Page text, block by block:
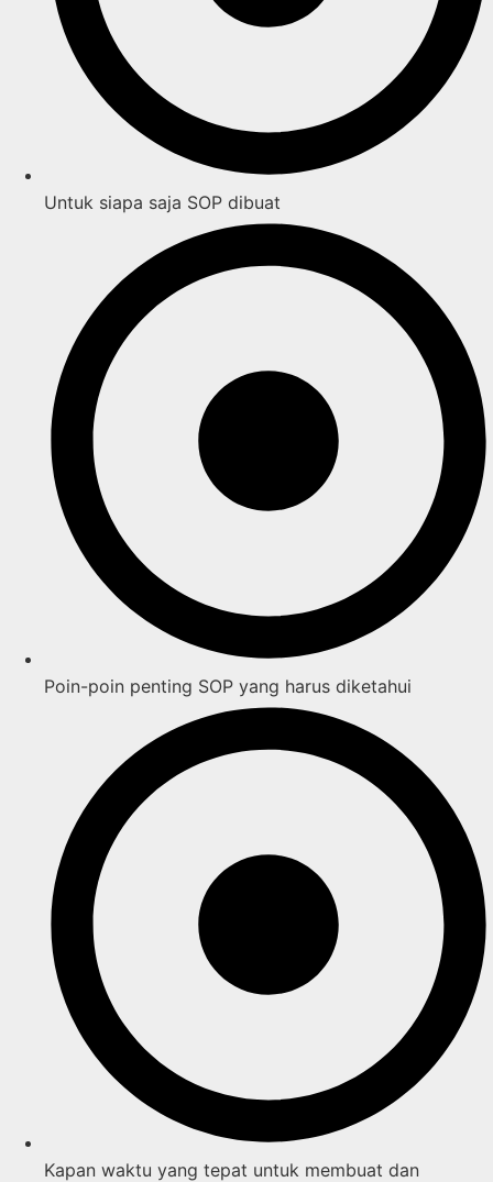
Untuk siapa saja SOP dibuat
Poin-poin penting SOP yang harus diketahui
Kapan waktu yang tepat untuk membuat dan